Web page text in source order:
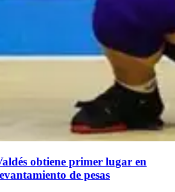
obtiene primer lugar en
de pesas